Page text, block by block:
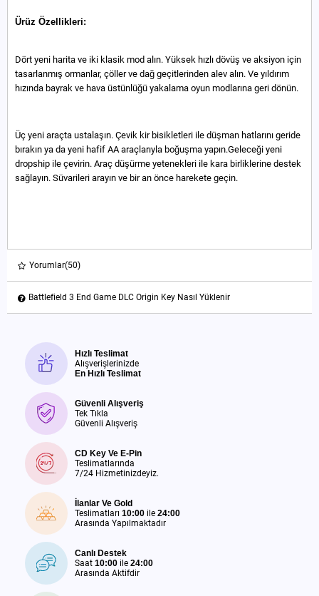
Ürüz Özellikleri:
Dört yeni harita ve iki klasik mod alın. Yüksek hızlı dövüş ve aksiyon için
tasarlanmış ormanlar, çöller ve dağ geçitlerinden alev alın. Ve yıldırım
hızında bayrak ve hava üstünlüğü yakalama oyun modlarına geri dönün.
Üç yeni araçta ustalaşın. Çevik kir bisikletleri ile düşman hatlarını geride
bırakın ya da yeni hafif AA araçlarıyla boğuşma yapın.Geleceği yeni
dropship ile çevirin. Araç düşürme yetenekleri ile kara birliklerine destek
sağlayın. Süvarileri arayın ve bir an önce harekete geçin.
Yorumlar(50)
Battlefield 3 End Game DLC Origin Key Nasıl Yüklenir
Hızlı Teslimat
Alışverişlerinizde
En Hızlı Teslimat
Güvenli Alışveriş
Tek Tıkla
Güvenli Alışveriş
CD Key Ve E-Pin
Teslimatlarında
7/24 Hizmetinizdeyiz.
İlanlar Ve Gold
Teslimatları 10:00 ile 24:00
Arasında Yapılmaktadır
Canlı Destek
Saat 10:00 ile 24:00
Arasında Aktifdir